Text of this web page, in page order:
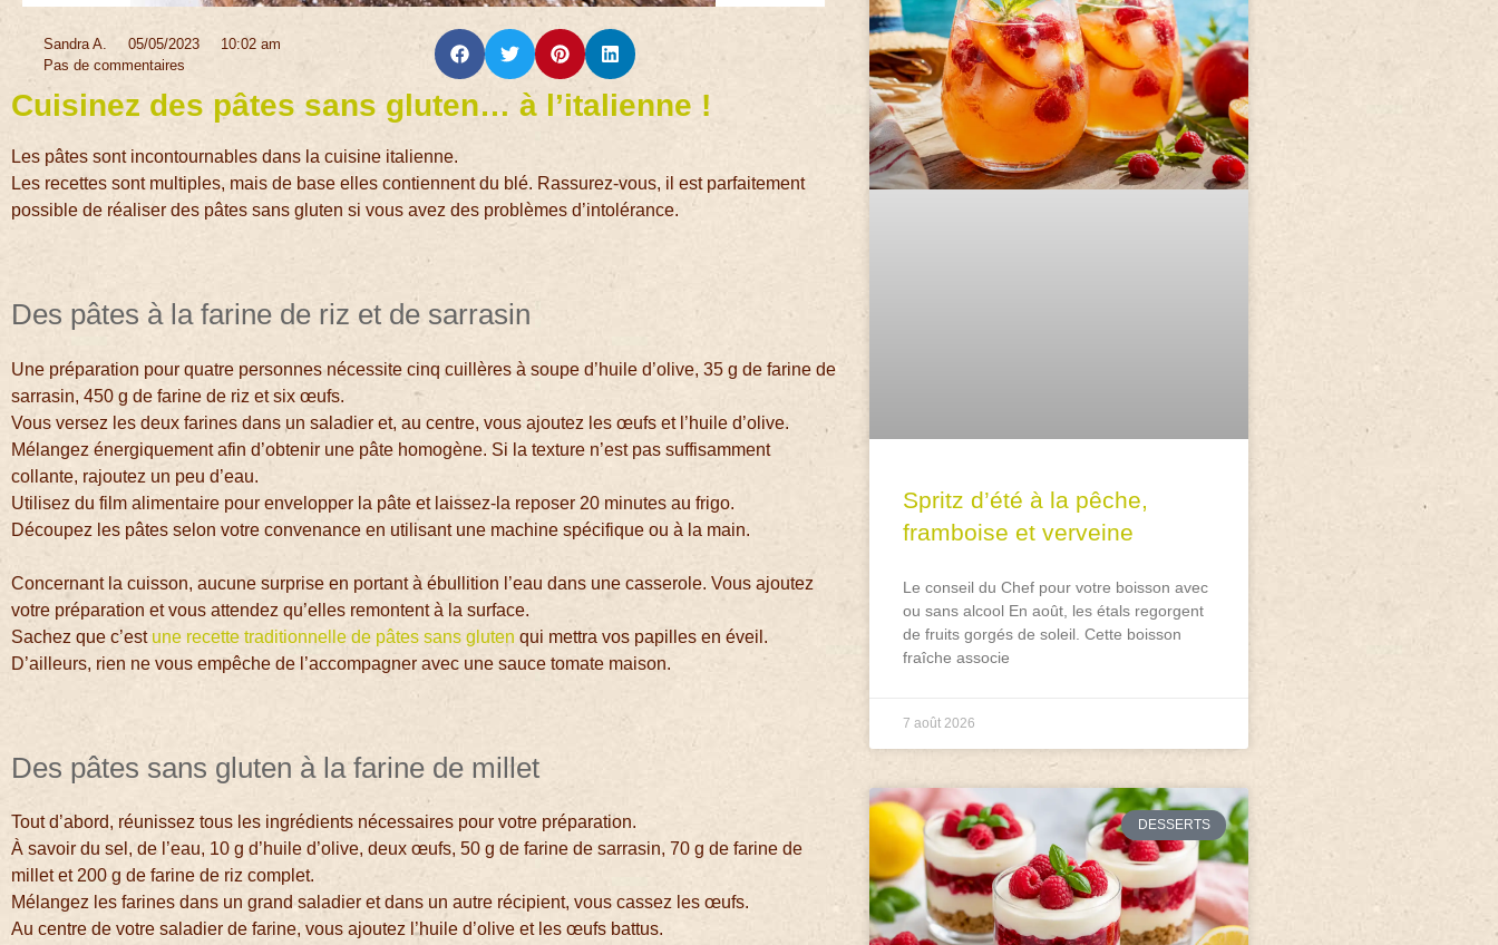
Sandra A. 05/05/2023
10:02 am
Pas de commentaires
Cuisinez des pâtes sans gluten… à l’italienne !
Les pâtes sont incontournables dans la cuisine italienne.
Les recettes sont multiples, mais de base elles contiennent du blé. Rassurez-vous, il est parfaitement
possible de réaliser des pâtes sans gluten si vous avez des problèmes d’intolérance.
Des pâtes à la farine de riz et de sarrasin
Une préparation pour quatre personnes nécessite cinq cuillères à soupe d’huile d’olive, 35 g de farine de
sarrasin, 450 g de farine de riz et six œufs.
Vous versez les deux farines dans un saladier et, au centre, vous ajoutez les œufs et l’huile d’olive.
Mélangez énergiquement afin d’obtenir une pâte homogène. Si la texture n’est pas suffisamment
collante, rajoutez un peu d’eau.
Utilisez du film alimentaire pour envelopper la pâte et laissez-la reposer 20 minutes au frigo.
Découpez les pâtes selon votre convenance en utilisant une machine spécifique ou à la main.
Concernant la cuisson, aucune surprise en portant à ébullition l’eau dans une casserole. Vous ajoutez
votre préparation et vous attendez qu’elles remontent à la surface.
Sachez que c’est une recette traditionnelle de pâtes sans gluten qui mettra vos papilles en éveil.
D’ailleurs, rien ne vous empêche de l’accompagner avec une sauce tomate maison.
Des pâtes sans gluten à la farine de millet
Tout d’abord, réunissez tous les ingrédients nécessaires pour votre préparation.
À savoir du sel, de l’eau, 10 g d’huile d’olive, deux œufs, 50 g de farine de sarrasin, 70 g de farine de
millet et 200 g de farine de riz complet.
Mélangez les farines dans un grand saladier et dans un autre récipient, vous cassez les œufs.
Au centre de votre saladier de farine, vous ajoutez l’huile d’olive et les œufs battus.
Spritz d’été à la pêche,
framboise et verveine
Le conseil du Chef pour votre boisson avec
ou sans alcool En août, les étals regorgent
de fruits gorgés de soleil. Cette boisson
fraîche associe
7 août 2026
DESSERTS